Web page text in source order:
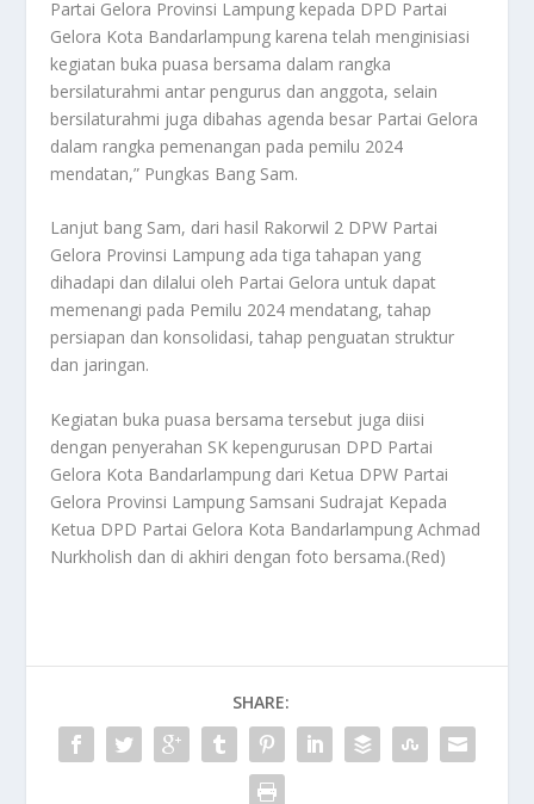
Partai Gelora Provinsi Lampung kepada DPD Partai
Gelora Kota Bandarlampung karena telah menginisiasi
kegiatan buka puasa bersama dalam rangka
bersilaturahmi antar pengurus dan anggota, selain
bersilaturahmi juga dibahas agenda besar Partai Gelora
dalam rangka pemenangan pada pemilu 2024
mendatan,” Pungkas Bang Sam.
Lanjut bang Sam, dari hasil Rakorwil 2 DPW Partai
Gelora Provinsi Lampung ada tiga tahapan yang
dihadapi dan dilalui oleh Partai Gelora untuk dapat
memenangi pada Pemilu 2024 mendatang, tahap
persiapan dan konsolidasi, tahap penguatan struktur
dan jaringan.
Kegiatan buka puasa bersama tersebut juga diisi
dengan penyerahan SK kepengurusan DPD Partai
Gelora Kota Bandarlampung dari Ketua DPW Partai
Gelora Provinsi Lampung Samsani Sudrajat Kepada
Ketua DPD Partai Gelora Kota Bandarlampung Achmad
Nurkholish dan di akhiri dengan foto bersama.(Red)
SHARE: